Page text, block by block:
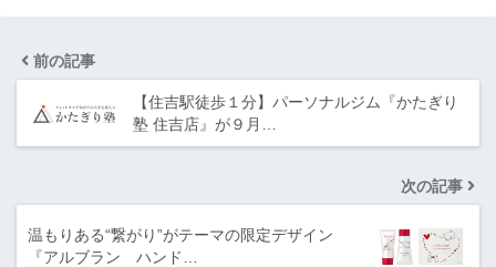
前の記事
【住吉駅徒歩１分】パーソナルジム『かたぎり
塾 住吉店』が９月…
次の記事
温もりある“繋がり”がテーマの限定デザイン
『アルブラン ハンド…